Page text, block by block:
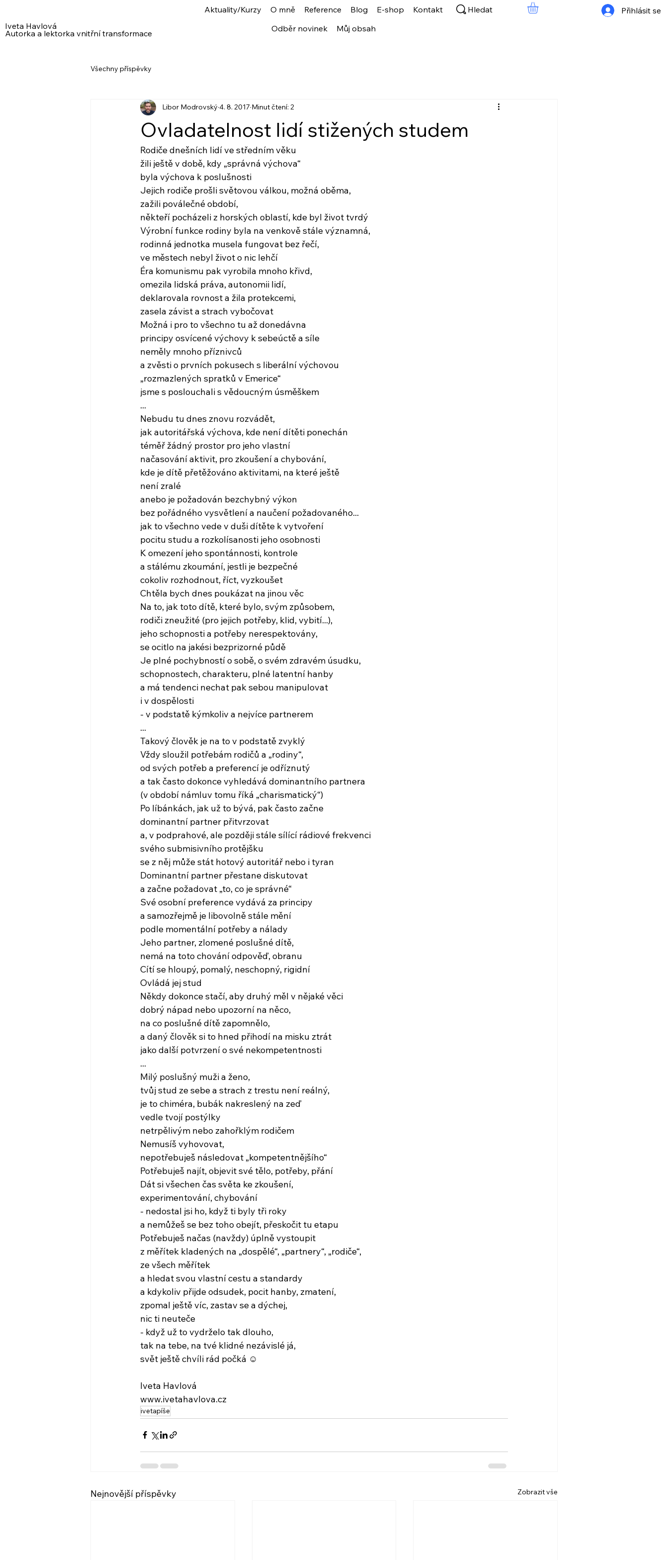
Iveta Havlová
Autorka a lektorka vnitřní transformace
Aktuality/Kurzy O mně Reference Blog E-shop
Kontakt
Odběr novinek
Můj obsah
Přihlásit se
Hledat
Všechny příspěvky
Ovladatelnost lidí stižených studem
Libor Modrovský 4. 8. 2017 Minut čtení: 2
Rodiče dnešních lidí ve středním věku
žili ještě v době, kdy „správná výchova“
byla výchova k poslušnosti
Jejich rodiče prošli světovou válkou, možná oběma,
zažili poválečné období,
někteří pocházeli z horských oblastí, kde byl život tvrdý
Výrobní funkce rodiny byla na venkově stále významná,
rodinná jednotka musela fungovat bez řečí,
ve městech nebyl život o nic lehčí
Éra komunismu pak vyrobila mnoho křivd,
omezila lidská práva, autonomii lidí,
deklarovala rovnost a žila protekcemi,
zasela závist a strach vybočovat
Možná i pro to všechno tu až donedávna
principy osvícené výchovy k sebeúctě a síle
neměly mnoho příznivců
a zvěsti o prvních pokusech s liberální výchovou
„rozmazlených spratků v Emerice“
jsme s poslouchali s vědoucným úsměškem
...
Nebudu tu dnes znovu rozvádět,
jak autoritářská výchova, kde není dítěti ponechán
téměř žádný prostor pro jeho vlastní
načasování aktivit, pro zkoušení a chybování,
kde je dítě přetěžováno aktivitami, na které ještě
není zralé
anebo je požadován bezchybný výkon
bez pořádného vysvětlení a naučení požadovaného...
jak to všechno vede v duši dítěte k vytvoření
pocitu studu a rozkolísanosti jeho osobnosti
K omezení jeho spontánnosti, kontrole
a stálému zkoumání, jestli je bezpečné
cokoliv rozhodnout, říct, vyzkoušet
Chtěla bych dnes poukázat na jinou věc
Na to, jak toto dítě, které bylo, svým způsobem,
rodiči zneužité (pro jejich potřeby, klid, vybití...),
jeho schopnosti a potřeby nerespektovány,
se ocitlo na jakési bezprizorné půdě
Je plné pochybností o sobě, o svém zdravém úsudku,
schopnostech, charakteru, plné latentní hanby
a má tendenci nechat pak sebou manipulovat
i v dospělosti
- v podstatě kýmkoliv a nejvíce partnerem
...
Takový člověk je na to v podstatě zvyklý
Vždy sloužil potřebám rodičů a „rodiny“,
od svých potřeb a preferencí je odříznutý
a tak často dokonce vyhledává dominantního partnera
(v období námluv tomu říká „charismatický“)
Po líbánkách, jak už to bývá, pak často začne
dominantní partner přitvrzovat
a, v podprahové, ale později stále sílící rádiové frekvenci
svého submisivního protějšku
se z něj může stát hotový autoritář nebo i tyran
Dominantní partner přestane diskutovat
a začne požadovat „to, co je správné“
Své osobní preference vydává za principy
a samozřejmě je libovolně stále mění
podle momentální potřeby a nálady
Jeho partner, zlomené poslušné dítě,
nemá na toto chování odpověď, obranu
Cítí se hloupý, pomalý, neschopný, rigidní
Ovládá jej stud
Někdy dokonce stačí, aby druhý měl v nějaké věci
dobrý nápad nebo upozorní na něco,
na co poslušné dítě zapomnělo,
a daný člověk si to hned přihodí na misku ztrát
jako další potvrzení o své nekompetentnosti
...
Milý poslušný muži a ženo,
tvůj stud ze sebe a strach z trestu není reálný,
je to chiméra, bubák nakreslený na zeď
vedle tvojí postýlky
netrpělivým nebo zahořklým rodičem
Nemusíš vyhovovat,
nepotřebuješ následovat „kompetentnějšího“
Potřebuješ najít, objevit své tělo, potřeby, přání
Dát si všechen čas světa ke zkoušení,
experimentování, chybování
- nedostal jsi ho, když ti byly tři roky
a nemůžeš se bez toho obejít, přeskočit tu etapu
Potřebuješ načas (navždy) úplně vystoupit
z měřítek kladených na „dospělé“, „partnery“, „rodiče“,
ze všech měřítek
a hledat svou vlastní cestu a standardy
a kdykoliv přijde odsudek, pocit hanby, zmatení,
zpomal ještě víc, zastav se a dýchej,
nic ti neuteče
- když už to vydrželo tak dlouho,
tak na tebe, na tvé klidné nezávislé já,
svět ještě chvíli rád počká ☺
Iveta Havlová
www.ivetahavlova.cz
ivetapíše
Nejnovější příspěvky Zobrazit vše